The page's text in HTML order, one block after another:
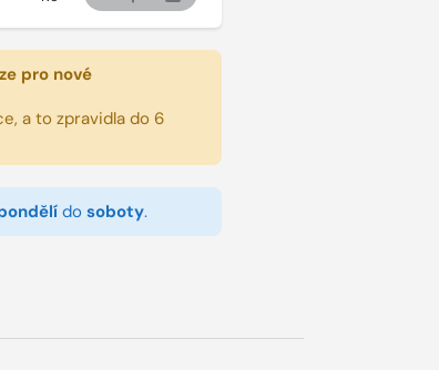
pro nové
a to zpravidla do 6
do soboty.